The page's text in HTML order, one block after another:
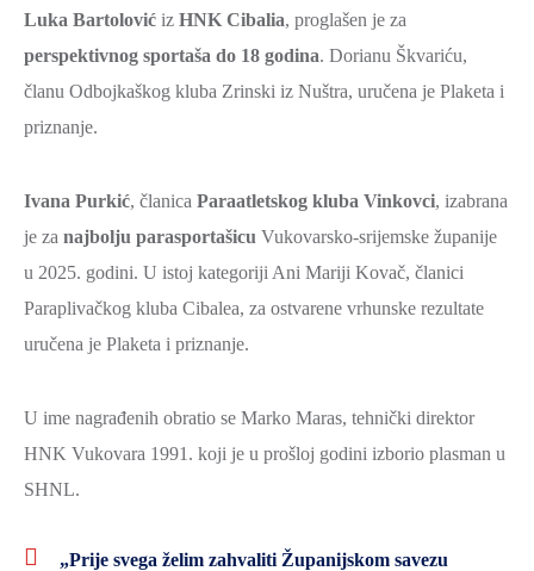
Luka Bartolović iz HNK Cibalia, proglašen je za
perspektivnog sportaša do 18 godina. Dorianu Škvariću,
članu Odbojkaškog kluba Zrinski iz Nuštra, uručena je Plaketa i
priznanje.
Ivana Purkić, članica Paraatletskog kluba Vinkovci, izabrana
je za najbolju parasportašicu Vukovarsko-srijemske županije
u 2025. godini. U istoj kategoriji Ani Mariji Kovač, članici
Paraplivačkog kluba Cibalea, za ostvarene vrhunske rezultate
uručena je Plaketa i priznanje.
U ime nagrađenih obratio se Marko Maras, tehnički direktor
HNK Vukovara 1991. koji je u prošloj godini izborio plasman u
SHNL.
„Prije svega želim zahvaliti Županijskom savezu